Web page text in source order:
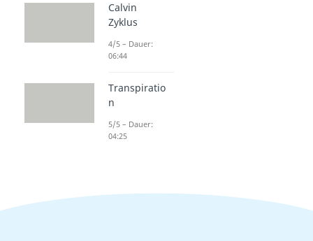
Calvin
Zyklus
4/5 – Dauer:
06:44
Transpiratio
n
5/5 – Dauer:
04:25